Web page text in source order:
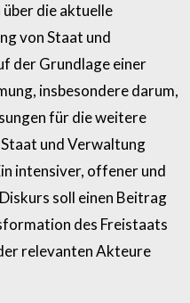
die aktuelle
von Staat und
der Grundlage einer
insbesondere darum,
für die weitere
und Verwaltung
intensiver, offener und
soll einen Beitrag
des Freistaats
relevanten Akteure